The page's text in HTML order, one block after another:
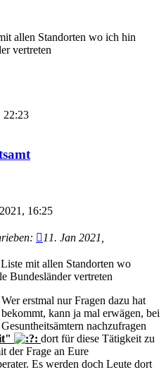
allen Standorten wo ich hin
vertreten
22:23
16:25
11. Jan 2021,
mit allen Standorten wo
Bundesländer vertreten
erstmal nur Fragen dazu hat
kann ja mal erwägen, bei
nachzufragen
dort für diese Tätigkeit zu
der Frage an Eure
Es werden doch Leute dort